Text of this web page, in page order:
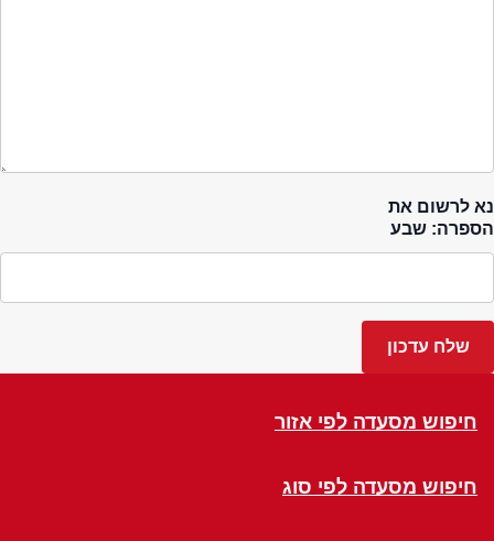
נא לרשום את
הספרה: שבע
חיפוש מסעדה לפי אזור
חיפוש מסעדה לפי סוג